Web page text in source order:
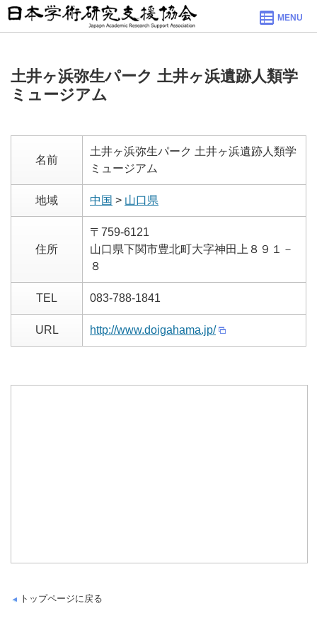
MENU
土井ヶ浜弥生パーク 土井ヶ浜遺跡人類学
ミュージアム
名前
土井ヶ浜弥生パーク 土井ヶ浜遺跡人類学
ミュージアム
地域 中国 > 山口県
住所
〒759-6121
山口県下関市豊北町大字神田上８９１－
８
TEL 083-788-1841
URL http://www.doigahama.jp/
トップページに戻る